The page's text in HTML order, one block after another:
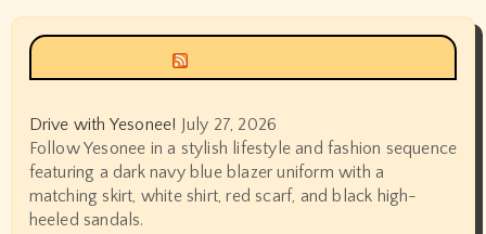
Drive with Yesonee! July 27, 2026
Follow Yesonee in a stylish lifestyle and fashion sequence
featuring a dark navy blue blazer uniform with a
matching skirt, white shirt, red scarf, and black high-
heeled sandals.